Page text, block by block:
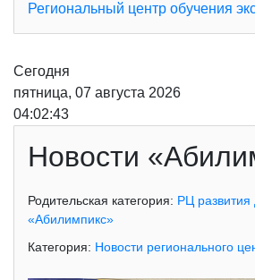
Региональный центр обучения
Сегодня
пятница, 07 августа 2026
04:02:44
Новости
Родительская категория: РЦ развития
«Абилимпикс»
Категория: Новости регионального